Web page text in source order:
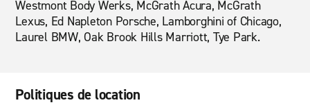
Westmont Body Werks, McGrath Acura, McGrath
Lexus, Ed Napleton Porsche, Lamborghini of Chicago,
Laurel BMW, Oak Brook Hills Marriott, Tye Park.
Politiques de location